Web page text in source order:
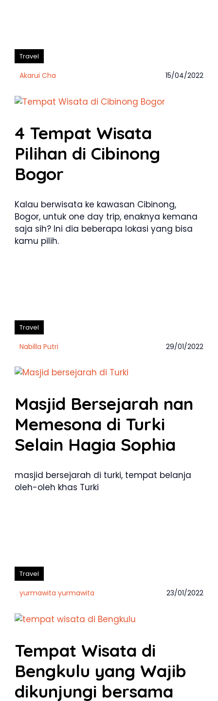
Travel
Akarui Cha 15/04/2022
4 Tempat Wisata
Pilihan di Cibinong
Bogor
Kalau berwisata ke kawasan Cibinong,
Bogor, untuk one day trip, enaknya kemana
saja sih? Ini dia beberapa lokasi yang bisa
kamu pilih.
Travel
Nabilla Putri 29/01/2022
Masjid Bersejarah nan
Memesona di Turki
Selain Hagia Sophia
masjid bersejarah di turki, tempat belanja
oleh-oleh khas Turki
Travel
yurmawita yurmawita 23/01/2022
Tempat Wisata di
Bengkulu yang Wajib
dikunjungi bersama